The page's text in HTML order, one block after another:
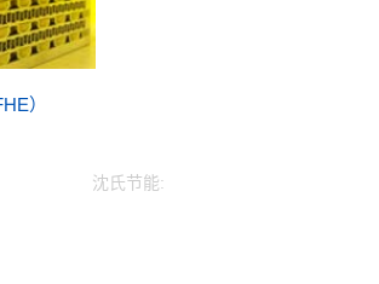
）
沈氏节能: